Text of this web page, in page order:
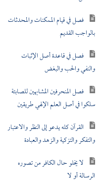
فصل في قيام الممكنات والمحدثات
بالواجب القديم
فصل في قاعدة أصل الإثبات
والنفي والحب والبغض
فصل المنحرفين المشابهين للصابئة
سلكوا في أصل العلم الإلهي طريقين
القرآن كله يدعو إلى النظر والاعتبار
والتفكر والتزكية والزهد والعبادة
لا يخلو حال الكافر من تصوره
الرسالة أو لا